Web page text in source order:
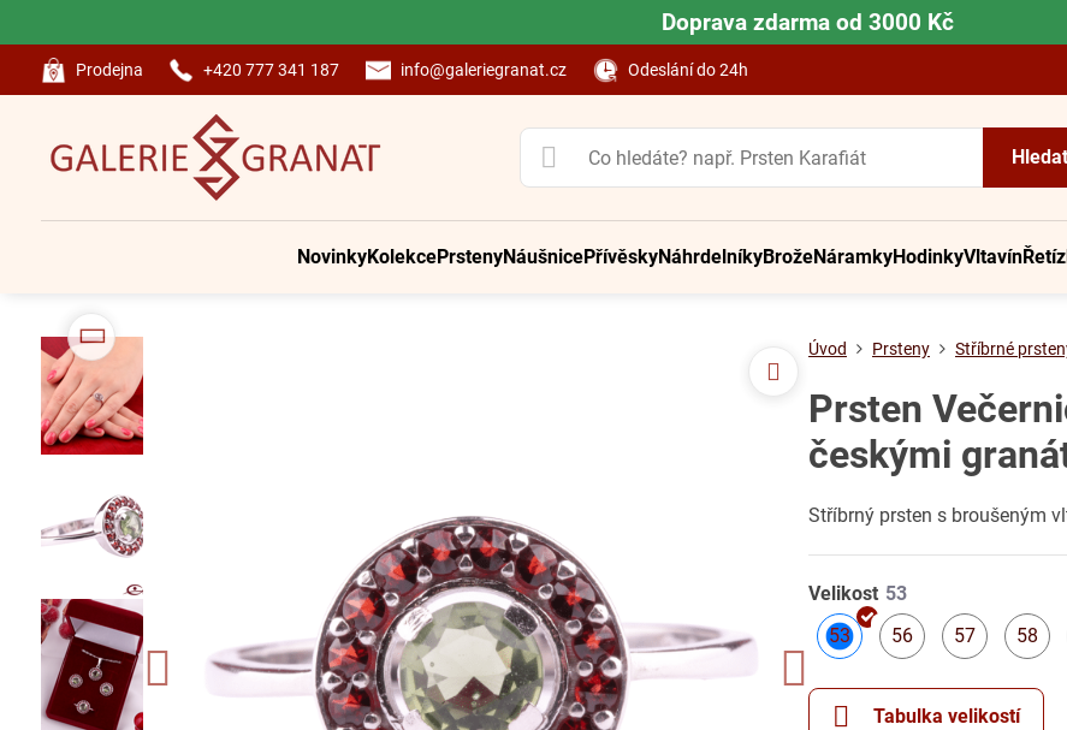
Doprava zdarma od 3000 Kč
Prodejna +420 777 341 187 info@galeriegranat.cz Odeslání do 24h
Hledat
NovinkyKolekcePrstenyNáušnicePřívěskyNáhrdelníkyBrožeNáramkyHodinkyVltavín
Úvod Prsteny Stříbrné
Prsten
českými
Stříbrný prsten s broušeným
Velikost
53
56
57
58
Tabulka velikostí